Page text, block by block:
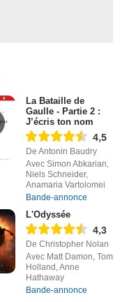
La Bataille de
Gaulle - Partie 2 :
J’écris ton nom
4,5
De Antonin Baudry
Avec Simon Abkarian,
Niels Schneider,
Anamaria Vartolomei
Bande-annonce
L'Odyssée
4,3
De Christopher Nolan
Avec Matt Damon, Tom
Holland, Anne
Hathaway
Bande-annonce